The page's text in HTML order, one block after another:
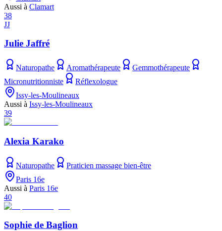
Aussi à Clamart
38
JJ
Julie Jaffré
Naturopathe Aromathérapeute
Gemmothérapeute
Micronutritionniste
Réflexologue
Issy-les-Moulineaux
Aussi à Issy-les-Moulineaux
39
Alexia Karako
Naturopathe
Praticien massage bien-être
Paris 16e
Aussi à Paris 16e
40
Sophie de Baglion